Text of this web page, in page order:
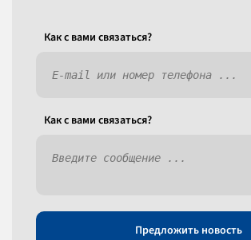
Как c вами связаться?
Как c вами связаться?
Предложить новость